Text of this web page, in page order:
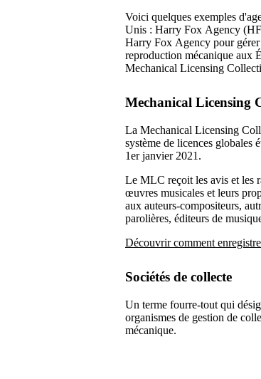
Voici quelques exemples
Unis : Harry Fox Agency
Harry Fox Agency pour gérer
reproduction mécanique aux
Mechanical Licensing
Mechanical Licensing
La Mechanical Licensing
système de licences globales
1er janvier 2021.
Le MLC reçoit les avis et les
œuvres musicales et leurs
aux auteurs-compositeurs,
parolières, éditeurs de
Découvrir comment
Sociétés de collecte
Un terme fourre-tout qui
organismes de gestion de
mécanique.